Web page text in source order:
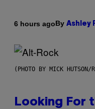
6 hours agoBy Ashley
(PHOTO BY MICK HUTSON/
Looking For